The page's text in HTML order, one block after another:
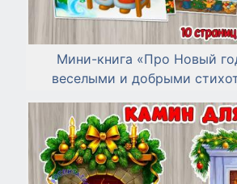
Мини-книга «Про Новый
веселыми и добрыми